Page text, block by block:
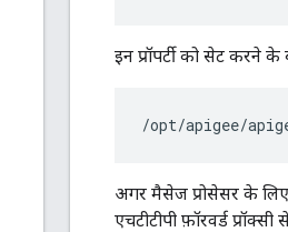
इन प्रॉपर्टी को सेट करने के
/opt/apigee/
अगर मैसेज प्रोसेसर के लिए
एचटीटीपी फ़ॉरवर्ड